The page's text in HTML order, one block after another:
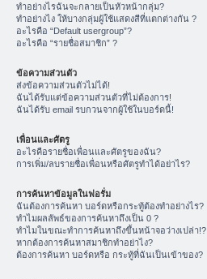
ทำอย่างไรฉันจะกลายเป็นหัวหน้ากลุ่ม?
ทำอย่างไง ให้บางกลุ่มผู้ใช้แสดงสีที่แตกต่างกัน ?
อะไรคือ “Default usergroup”?
อะไรคือ “รายชื่อสมาชิก” ?
ข้อความส่วนตัว
ส่งข้อความส่วนตัวไม่ได้!
ฉันได้รับแต่ข้อความส่วนตัวที่ไม่ต้องการ!
ฉันได้รับ email รบกวนจากผู้ใช้ในบอร์ดนี้!
เพื่อนและศัตรู
อะไรคือรายชื่อเพื่อนและศัตรูของฉัน?
การเพิ่ม/ลบรายชื่อเพื่อนหรือศัตรูทำได้อย่าไร?
การค้นหาข้อมูลในฟอรั่ม
ฉันต้องการค้นหา บอร์ดหรือกระทู้ต้องทำอย่างไร?
ทำไมผลลัพธ์ของการค้นหาถึงเป็น 0 ?
ทำไมในขณะทำการค้นหาถึงขึ้นหน้าจอว่างเปล่า!?
หากต้องการค้นหาสมาชิกทำอย่าไง?
ต้องการค้นหา บอร์ดหรือ กระทู้ที่ฉันเป็นเข้าของ?